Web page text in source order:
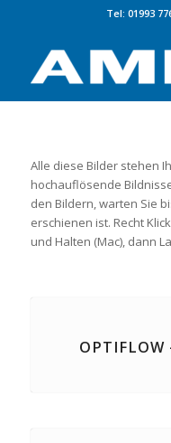
Tel: 01993
Alle diese Bilder stehen
hochauflösende
den Bildern, warten Sie
erschienen ist. Recht
und Halten (Mac), dann
OPTIFLOW